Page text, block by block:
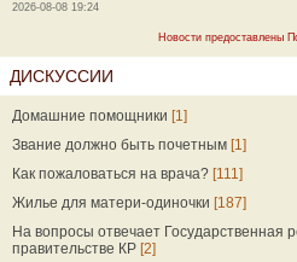
2026-08-08 19:24
Новости предоставлены
ДИСКУССИИ
Домашние помощники [1]
Звание должно быть почетным [1]
Как пожаловаться на врача? [111]
Жилье для матери-одиночки [187]
На вопросы отвечает Государственная
правительстве КР [2]